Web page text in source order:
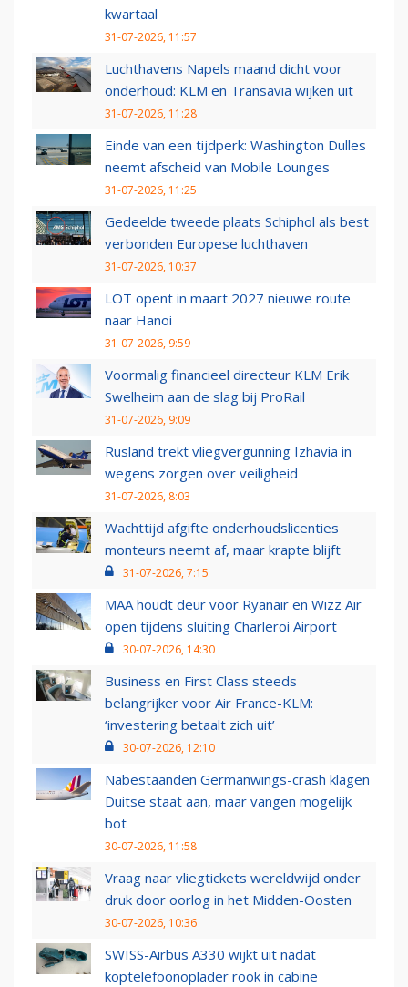
kwartaal
31-07-2026, 11:57
Luchthavens Napels maand dicht voor
onderhoud: KLM en Transavia wijken uit
31-07-2026, 11:28
Einde van een tijdperk: Washington Dulles
neemt afscheid van Mobile Lounges
31-07-2026, 11:25
Gedeelde tweede plaats Schiphol als best
verbonden Europese luchthaven
31-07-2026, 10:37
LOT opent in maart 2027 nieuwe route
naar Hanoi
31-07-2026, 9:59
Voormalig financieel directeur KLM Erik
Swelheim aan de slag bij ProRail
31-07-2026, 9:09
Rusland trekt vliegvergunning Izhavia in
wegens zorgen over veiligheid
31-07-2026, 8:03
Wachttijd afgifte onderhoudslicenties
monteurs neemt af, maar krapte blijft
31-07-2026, 7:15
MAA houdt deur voor Ryanair en Wizz Air
open tijdens sluiting Charleroi Airport
30-07-2026, 14:30
Business en First Class steeds
belangrijker voor Air France-KLM:
‘investering betaalt zich uit’
30-07-2026, 12:10
Nabestaanden Germanwings-crash klagen
Duitse staat aan, maar vangen mogelijk
bot
30-07-2026, 11:58
Vraag naar vliegtickets wereldwijd onder
druk door oorlog in het Midden-Oosten
30-07-2026, 10:36
SWISS-Airbus A330 wijkt uit nadat
koptelefoonoplader rook in cabine